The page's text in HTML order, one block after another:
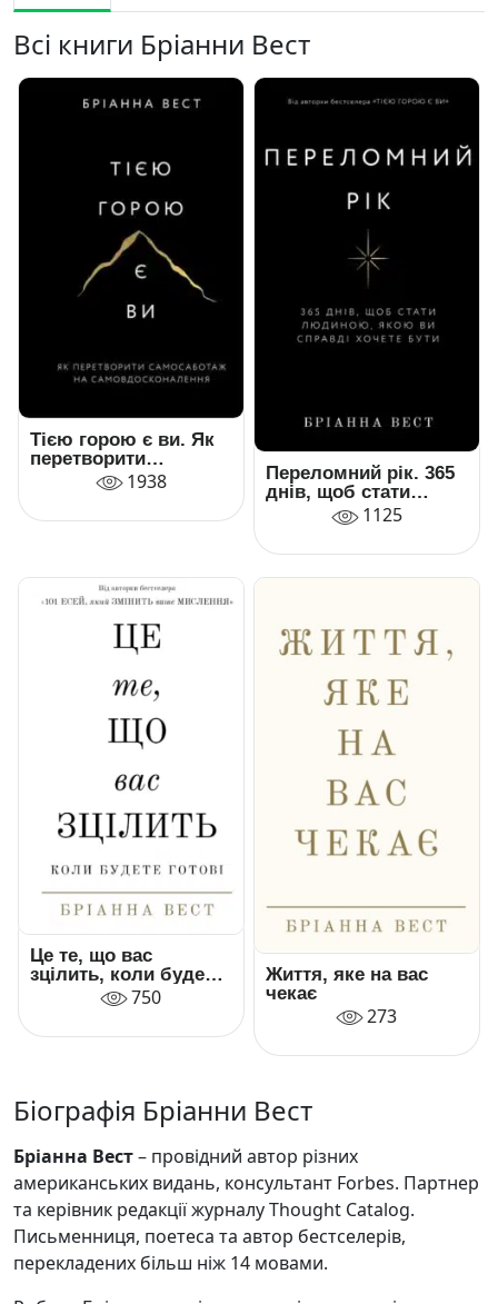
Всі книги Бріанни Вест
Тією горою є ви. Як
перетворити
самосаботаж на
самовдосконалення
1938
Переломний рік. 365
днів, щоб стати
людиною, якою ви
справді хочете бути
1125
Це те, що вас
зцілить, коли будете
750
Життя, яке на вас
чекає
273
Біографія Бріанни Вест
Бріанна Вест– провідний автор різних
американських видань, консультант Forbes. Партнер
та керівник редакції журналу Thought Catalog.
Письменниця, поетеса та автор бестселерів,
перекладених більш ніж 14 мовами.